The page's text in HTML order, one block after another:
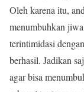
Oleh karena itu,
menumbuhkan
terintimidasi
berhasil. Jadikan
agar bisa